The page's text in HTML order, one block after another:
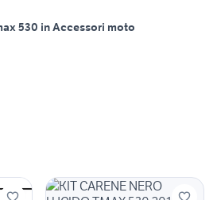
530 in Accessori moto